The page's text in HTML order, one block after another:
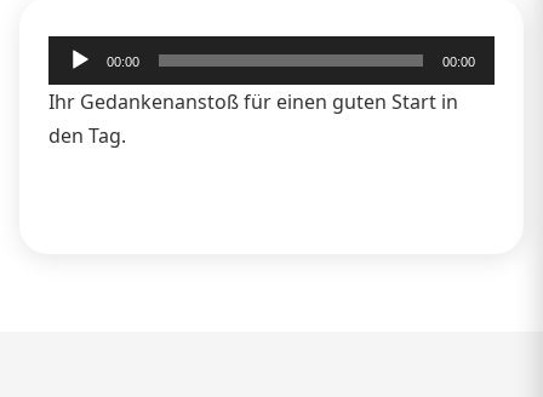
Audio-
Player
00:00 00:00
Ihr Gedankenanstoß für einen guten Start in
den Tag.